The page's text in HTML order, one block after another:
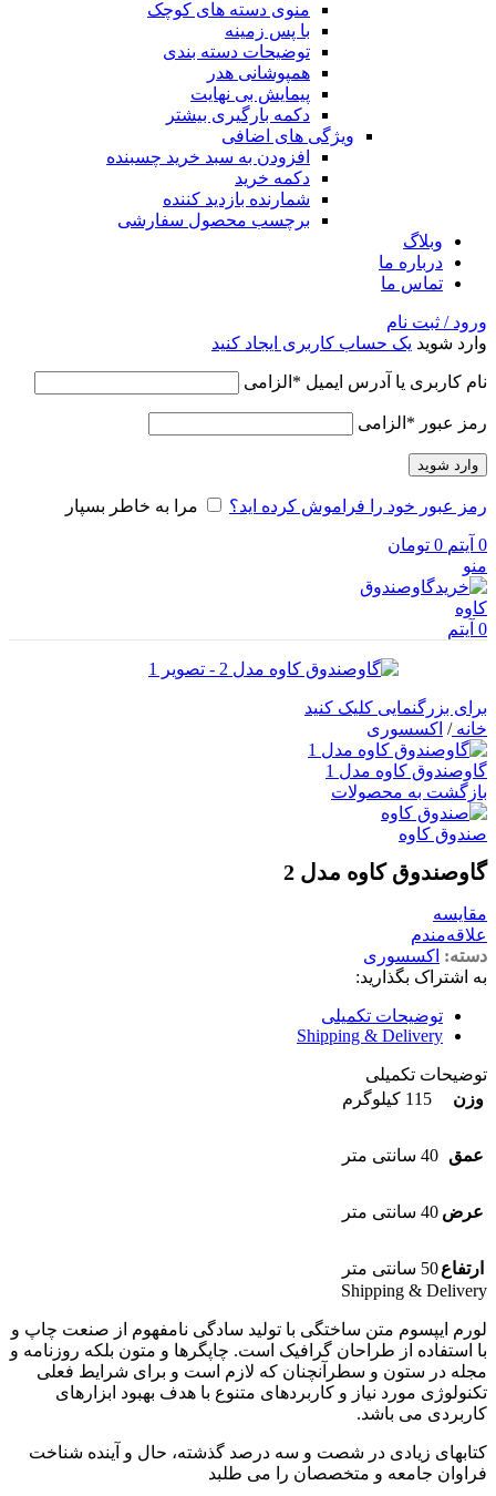
منوی دسته های کوچک
با پس زمینه
توضیحات دسته بندی
همپوشانی هدر
پیمایش بی نهایت
دکمه بارگیری بیشتر
ویژگی های اضافی
افزودن به سبد خرید چسبنده
دکمه خرید
شمارنده بازدید کننده
برچسب محصول سفارشی
وبلاگ
درباره ما
تماس ما
ورود / ثبت نام
وارد شوید یک حساب کاربری ایجاد کنید
نام کاربری یا آدرس ایمیل * الزامی
رمز عبور * الزامی
وارد شوید
رمز عبور خود را فراموش کرده اید؟ مرا به خاطر بسپار
0 آیتم 0 تومان
منو
0 آیتم
برای بزرگنمایی کلیک کنید
خانه/ اکسسوری
گاوصندوق کاوه مدل 1
بازگشت به محصولات
صندوق کاوه
گاوصندوق کاوه مدل 2
مقایسه
علاقه‌مندم
دسته: اکسسوری
به اشتراک بگذارید:
توضیحات تکمیلی
Shipping & Delivery
توضیحات تکمیلی
وزن
115 کیلوگرم
عمق 40 سانتی متر
عرض 40 سانتی متر
ارتفاع50 سانتی متر
Shipping & Delivery
لورم ایپسوم متن ساختگی با تولید سادگی نامفهوم از صنعت چاپ و
با استفاده از طراحان گرافیک است. چاپگرها و متون بلکه روزنامه و
مجله در ستون و سطرآنچنان که لازم است و برای شرایط فعلی
تکنولوژی مورد نیاز و کاربردهای متنوع با هدف بهبود ابزارهای
کاربردی می باشد.
کتابهای زیادی در شصت و سه درصد گذشته، حال و آینده شناخت
فراوان جامعه و متخصصان را می طلبد